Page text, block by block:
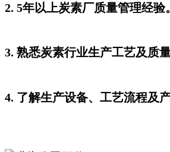
2. 5年以上炭素厂质量管理经验
3. 熟悉炭素行业生产工艺及质
4. 了解生产设备、工艺流程及